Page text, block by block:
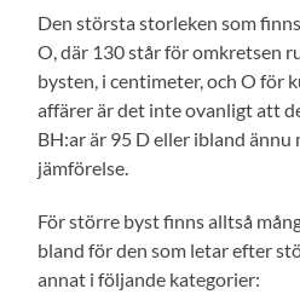
Den största storleken som
O, där 130 står för omkretsen
bysten, i centimeter, och O för
affärer är det inte ovanligt att
BH:ar är 95 D eller ibland
jämförelse.
För större byst finns alltså
bland för den som letar efter
annat i följande kategorier: